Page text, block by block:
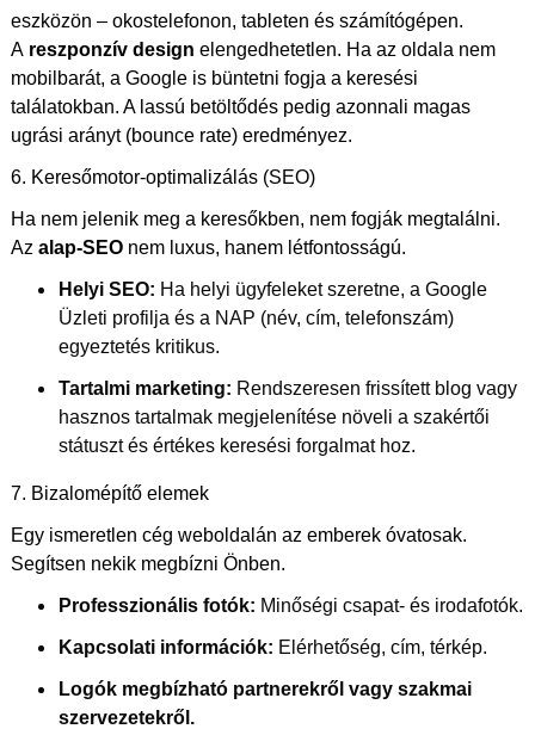
eszközön – okostelefonon, tableten és számítógépen.
A reszponzív design elengedhetetlen. Ha az oldala nem
mobilbarát, a Google is büntetni fogja a keresési
találatokban. A lassú betöltődés pedig azonnali magas
ugrási arányt (bounce rate) eredményez.
6. Keresőmotor-optimalizálás (SEO)
Ha nem jelenik meg a keresőkben, nem fogják megtalálni.
Az alap-SEOnem luxus, hanem létfontosságú.
Helyi SEO: Ha helyi ügyfeleket szeretne, a Google
Üzleti profilja és a NAP (név, cím, telefonszám)
egyeztetés kritikus.
Tartalmi marketing: Rendszeresen frissített blog vagy
hasznos tartalmak megjelenítése növeli a szakértői
státuszt és értékes keresési forgalmat hoz.
7. Bizalomépítő elemek
Egy ismeretlen cég weboldalán az emberek óvatosak.
Segítsen nekik megbízni Önben.
Professzionális fotók: Minőségi csapat- és irodafotók.
Kapcsolati információk: Elérhetőség, cím, térkép.
Logók megbízható partnerekről vagy szakmai
szervezetekről.